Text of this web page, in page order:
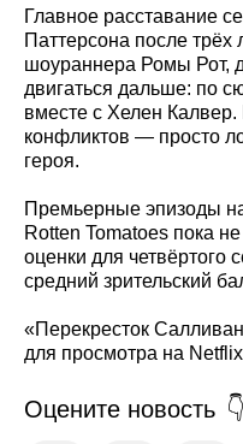
Главное расставание
Паттерсона после трёх
шоураннера Ромы Рот,
двигаться дальше: по
вместе с Хелен Калвер.
конфликтов — просто
героя.
Премьерные эпизоды
Rotten Tomatoes пока
оценки для четвёртого
средний зрительский
«Перекресток
для просмотра на
Оцените новость